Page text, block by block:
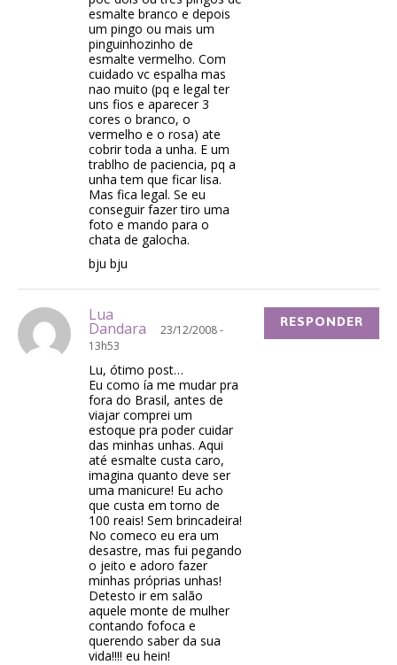
esmalte branco e depois
um pingo ou mais um
pinguinhozinho de
esmalte vermelho. Com
cuidado vc espalha mas
nao muito (pq e legal ter
uns fios e aparecer 3
cores o branco, o
vermelho e o rosa) ate
cobrir toda a unha. E um
trablho de paciencia, pq a
unha tem que ficar lisa.
Mas fica legal. Se eu
conseguir fazer tiro uma
foto e mando para o
chata de galocha.
bju bju
Lua
Dandara
23/12/2008 -
13h53
Lu, ótimo post…
Eu como ía me mudar pra
fora do Brasil, antes de
viajar comprei um
estoque pra poder cuidar
das minhas unhas. Aqui
até esmalte custa caro,
imagina quanto deve ser
uma manicure! Eu acho
que custa em torno de
100 reais! Sem brincadeira!
No comeco eu era um
desastre, mas fui pegando
o jeito e adoro fazer
minhas próprias unhas!
Detesto ir em salão
aquele monte de mulher
contando fofoca e
querendo saber da sua
vida!!!! eu hein!
RESPONDER